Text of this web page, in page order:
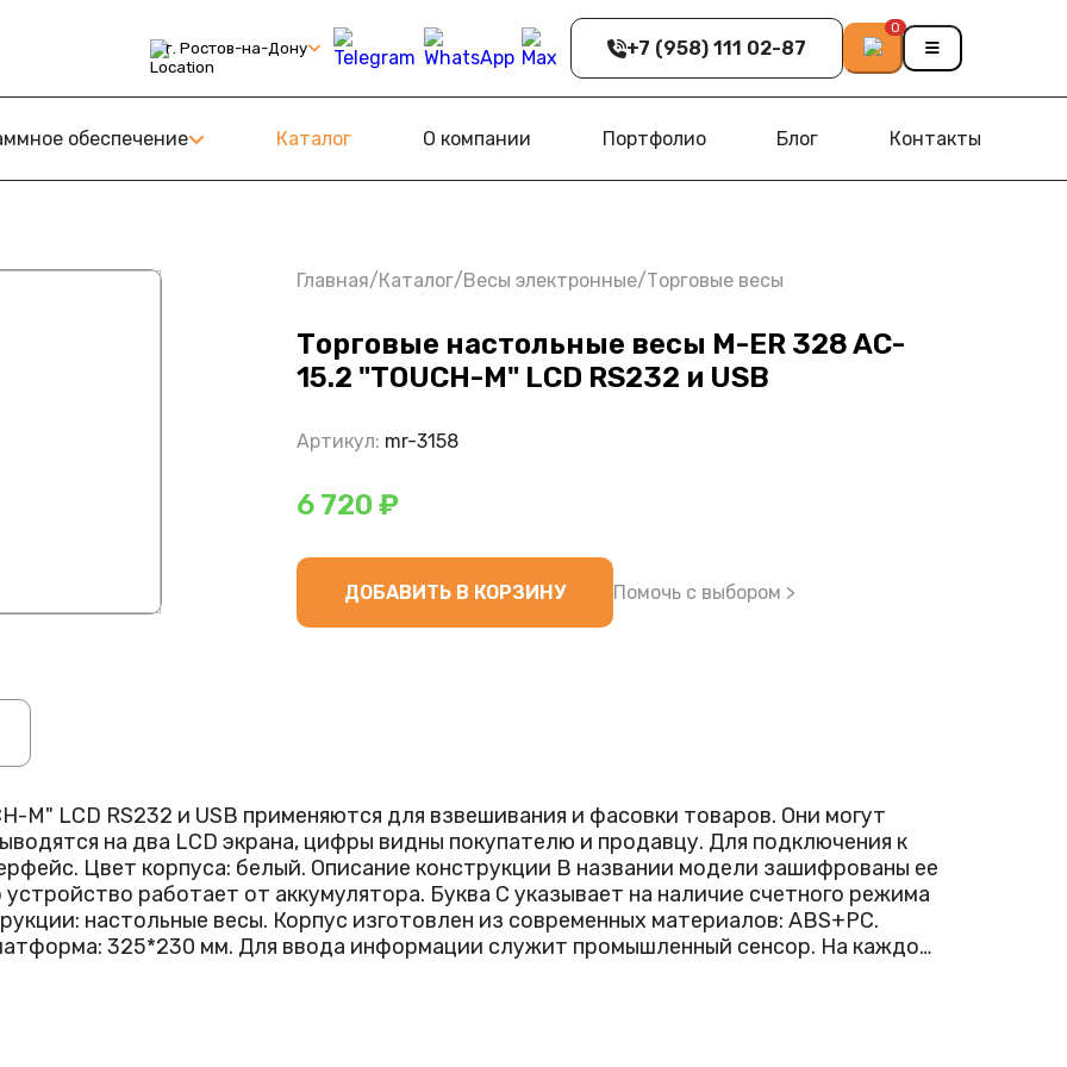
г. Ростов-на-Дону +7 (958) 111 02-87
0
Знаку
обеспечение Каталог О компании Портфолио Блог Контакты
Главная/Каталог/Весы электронные/Торговые весы
Торговые настольные весы M-ER 328 AC-
15.2 "TOUCH-M" LCD RS232 и USB
Артикул: mr-3158
6 720 ₽
ДОБАВИТЬ В КОРЗИНУ Помочь с выбором >
M" LCD RS232 и USB применяются для взвешивания и фасовки товаров. Они могут
на два LCD экрана, цифры видны покупателю и продавцу. Для подключения к
конструкции В названии модели зашифрованы ее
работает от аккумулятора. Буква С указывает на наличие счетного режима
настольные весы. Корпус изготовлен из современных материалов: ABS+PC.
325*230 мм. Для ввода информации служит промышленный сенсор. На каждом
настольных весов есть две модификации. Они